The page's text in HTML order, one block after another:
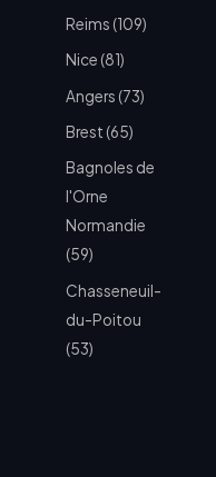
Reims (109)
Nice (81)
Angers (73)
Brest (65)
Bagnoles de
l'Orne
Normandie
(59)
Chasseneuil-
du-Poitou
(53)